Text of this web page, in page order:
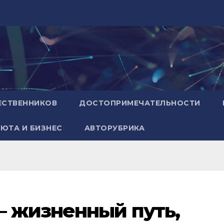
ДОСТОПРИМЕЧАТЕЛЬНОСТИ
И БИЗНЕС АВТОРУБРИКА
жизненный путь,